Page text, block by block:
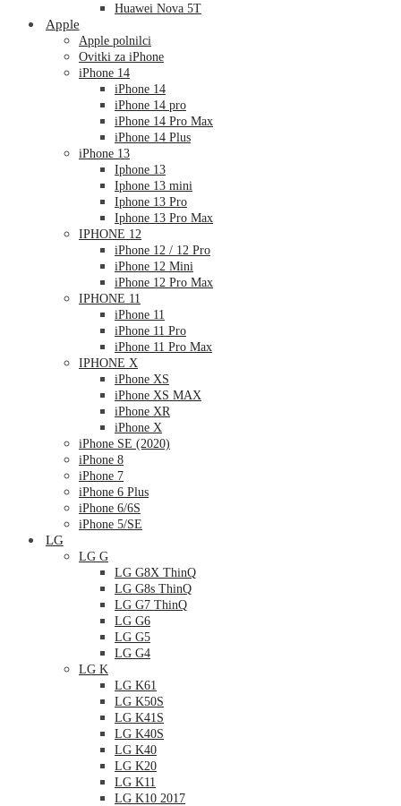
Huawei Nova 5T
Apple
Apple polnilci
Ovitki za iPhone
iPhone 14
iPhone 14
iPhone 14 pro
iPhone 14 Pro Max
iPhone 14 Plus
iPhone 13
Iphone 13
Iphone 13 mini
Iphone 13 Pro
Iphone 13 Pro Max
IPHONE 12
iPhone 12 / 12 Pro
iPhone 12 Mini
iPhone 12 Pro Max
IPHONE 11
iPhone 11
iPhone 11 Pro
iPhone 11 Pro Max
IPHONE X
iPhone XS
iPhone XS MAX
iPhone XR
iPhone X
iPhone SE (2020)
iPhone 8
iPhone 7
iPhone 6 Plus
iPhone 6/6S
iPhone 5/SE
LG
LG G
LG G8X ThinQ
LG G8s ThinQ
LG G7 ThinQ
LG G6
LG G5
LG G4
LG K
LG K61
LG K50S
LG K41S
LG K40S
LG K40
LG K20
LG K11
LG K10 2017